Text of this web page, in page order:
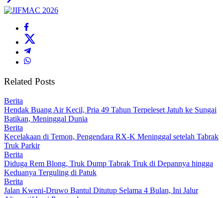
Related Posts
Berita
Hendak Buang Air Kecil, Pria 49 Tahun Terpeleset Jatuh ke Sungai
Batikan, Meninggal Dunia
Berita
Kecelakaan di Temon, Pengendara RX-K Meninggal setelah Tabrak
Truk Parkir
Berita
Diduga Rem Blong, Truk Dump Tabrak Truk di Depannya hingga
Keduanya Terguling di Patuk
Berita
Jalan Kweni-Druwo Bantul Ditutup Selama 4 Bulan, Ini Jalur